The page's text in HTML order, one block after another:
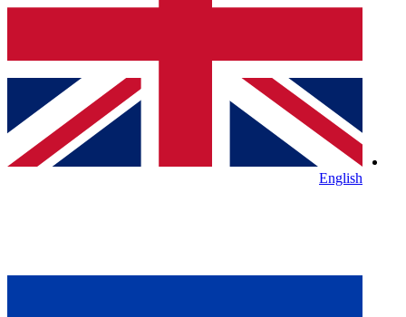
English